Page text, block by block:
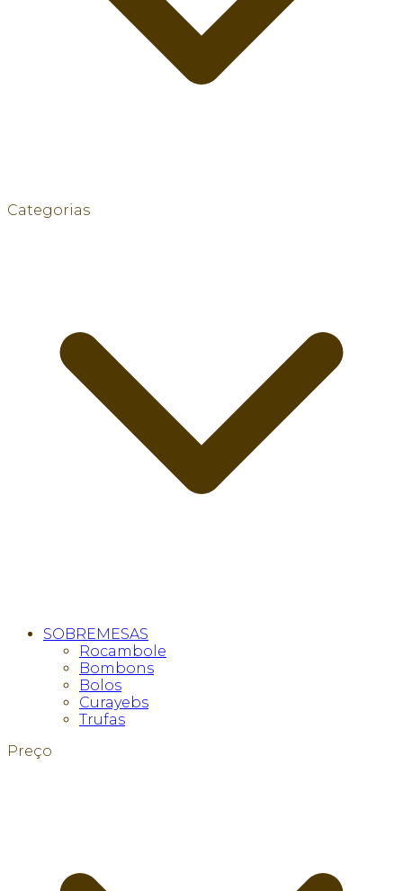
Categorias
SOBREMESAS
Rocambole
Bombons
Bolos
Curayebs
Trufas
Preço